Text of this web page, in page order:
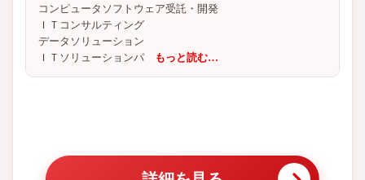
コンピュータソフトウェア受託・開発
ＩＴコンサルティング
データソリューション
ＩＴソリューションパ もっと読む…